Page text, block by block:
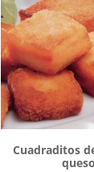
Cuadraditos
queso